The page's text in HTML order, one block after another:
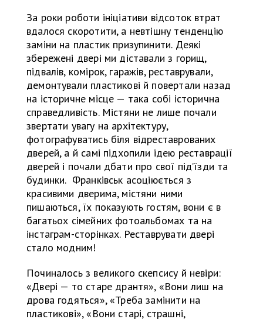
За роки роботи ініціативи відсоток втрат
вдалося скоротити, а невтішну тенденцію
заміни на пластик призупинити. Деякі
збережені двері ми діставали з горищ,
підвалів, комірок, гаражів, реставрували,
демонтували пластикові й повертали назад
на історичне місце — така собі історична
справедливість. Містяни не лише почали
звертати увагу на архітектуру,
фотографуватись біля відреставрованих
дверей, а й самі підхопили ідею реставрації
дверей і почали дбати про свої під’їзди та
будинки. Франківськ асоціюється з
красивими дверима, містяни ними
пишаються, їх показують гостям, вони є в
багатьох сімейних фотоальбомах та на
інстаграм-сторінках. Реставрувати двері
стало модним!
Починалось з великого скепсису й невіри:
«Двері — то старе дрантя», «Вони лиш на
дрова годяться», «Треба замінити на
пластикові», «Вони старі, страшні,